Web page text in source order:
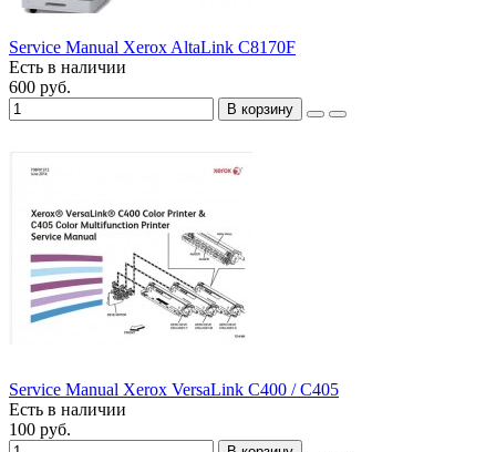
Service Manual Xerox AltaLink C8170F
Есть в наличии
600 руб.
В корзину
Service Manual Xerox VersaLink C400 / C405
Есть в наличии
100 руб.